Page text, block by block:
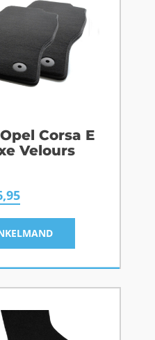
Corsa E
Velours